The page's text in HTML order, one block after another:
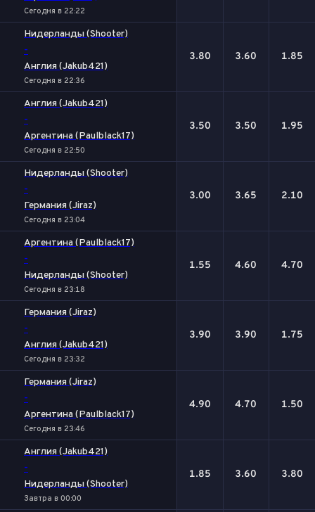
Сегодня в 22:22
Нидерланды (Shooter)
-
Англия (Jakub421)
Сегодня в 22:36
3.80 3.60 1.85
Англия (Jakub421)
-
Аргентина (Paulblack17)
Сегодня в 22:50
3.50 3.50 1.95
Нидерланды (Shooter)
-
Германия (Jiraz)
Сегодня в 23:04
3.00 3.65 2.10
Аргентина (Paulblack17)
-
Нидерланды (Shooter)
Сегодня в 23:18
1.55 4.60 4.70
Германия (Jiraz)
-
Англия (Jakub421)
Сегодня в 23:32
3.90 3.90 1.75
Германия (Jiraz)
-
Аргентина (Paulblack17)
Сегодня в 23:46
4.90 4.70 1.50
Англия (Jakub421)
-
Нидерланды (Shooter)
Завтра в 00:00
1.85 3.60 3.80